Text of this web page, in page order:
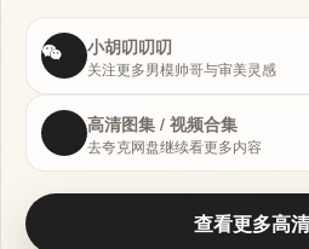
小胡叨叨叨
关注更多男模帅哥与审美灵感
高清图集 / 视频合集
去夸克网盘继续看更多内容
查看更多高